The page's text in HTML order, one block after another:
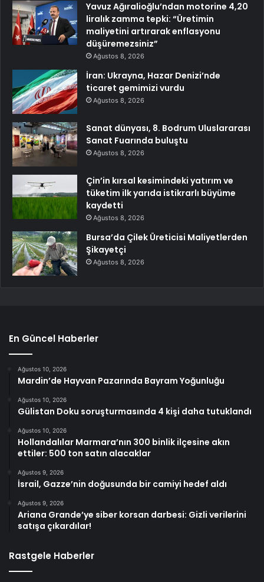
Yavuz Ağıralioğlu’ndan motorine 4,20
liralık zamma tepki: “Üretimin
maliyetini artırarak enflasyonu
düşüremezsiniz”
Ağustos 8, 2026
İran: Ukrayna, Hazar Denizi’nde
ticaret gemimizi vurdu
Ağustos 8, 2026
Sanat dünyası, 8. Bodrum Uluslararası
Sanat Fuarında buluştu
Ağustos 8, 2026
Çin’in kırsal kesimindeki yatırım ve
tüketim ilk yarıda istikrarlı büyüme
kaydetti
Ağustos 8, 2026
Bursa’da Çilek Üreticisi Maliyetlerden
Şikayetçi
Ağustos 8, 2026
En Güncel Haberler
Ağustos 10, 2026
Mardin’de Hayvan Pazarında Bayram Yoğunluğu
Ağustos 10, 2026
Gülistan Doku soruşturmasında 4 kişi daha tutuklandı
Ağustos 10, 2026
Hollandalılar Marmara’nın 300 binlik ilçesine akın
ettiler: 500 ton satın alacaklar
Ağustos 9, 2026
İsrail, Gazze’nin doğusunda bir camiyi hedef aldı
Ağustos 9, 2026
Ariana Grande’ye siber korsan darbesi: Gizli verilerini
satışa çıkardılar!
Rastgele Haberler